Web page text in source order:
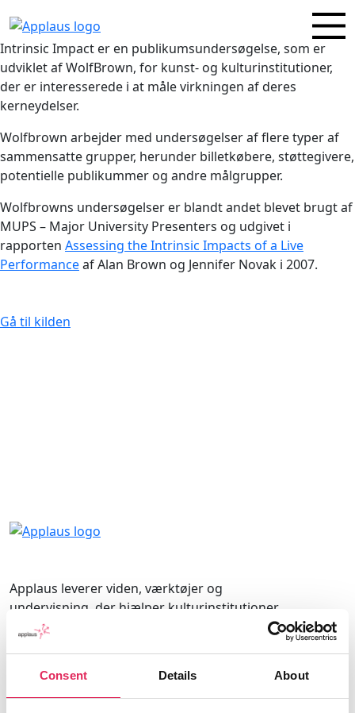
Consent Details About
Intrinsic Impact er en publikumsundersøgelse, som er
udviklet af WolfBrown, for kunst- og kulturinstitutioner,
der er interesserede i at måle virkningen af deres
kerneydelser.
Wolfbrown arbejder med undersøgelser af flere typer af
sammensatte grupper, herunder billetkøbere, støttegivere,
potentielle publikummer og andre målgrupper.
Wolfbrowns undersøgelser er blandt andet blevet brugt af
MUPS – Major University Presenters og udgivet i
rapporten Assessing the Intrinsic Impacts of a Live
Performanceaf Alan Brown og Jennifer Novak i 2007.
Gå til kilden
Applaus leverer viden, værktøjer og
undervisning, der hjælper kulturinstitutioner
med at udvikle deres publikumsstrategi i
Det gør vi, for at endnu flere borgere får
mulighed for at møde kunsten og kulturen, og